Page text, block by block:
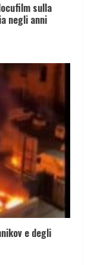
sulla
negli anni
e degli